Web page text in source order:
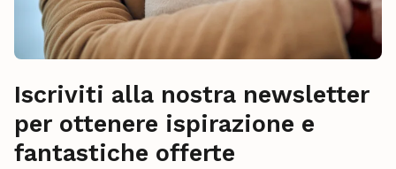
Iscriviti alla nostra newsletter
per ottenere ispirazione e
fantastiche offerte